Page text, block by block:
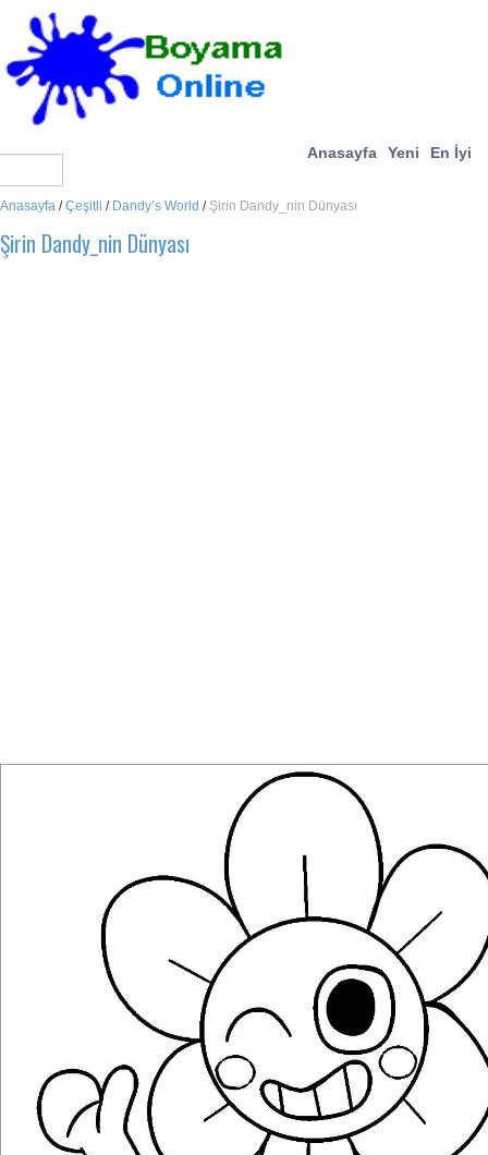
Anasayfa Yeni En İyi
Anasayfa /Çeşitli / Dandy’s World / Şirin Dandy_nin Dünyası
Şirin Dandy_nin Dünyası